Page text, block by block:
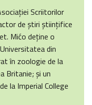
Scriitorilor
de știri științifice
Mićo deține o
din
în zoologie de la
Britanie; și un
la Imperial College